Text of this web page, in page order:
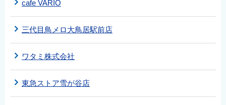
cafe VARIO
三代目鳥メロ大鳥居駅前店
ワタミ株式会社
東急ストア雪が谷店